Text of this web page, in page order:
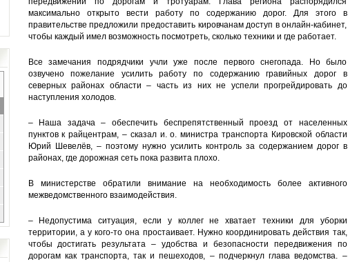
максимально открыто вести работу по содержанию дорог. Для этого в
правительстве предложили предоставить кировчанам доступ в онлайн-кабинет,
чтобы каждый имел возможность посмотреть, сколько техники и где работает.
Все замечания подрядчики учли уже после первого снегопада. Но было
озвучено пожелание усилить работу по содержанию гравийных дорог в
северных районах области – часть из них не успели прогрейдировать до
наступления холодов.
– Наша задача – обеспечить беспрепятственный проезд от населенных
пунктов к райцентрам, – сказал и. о. министра транспорта Кировской области
Юрий Шевелёв, – поэтому нужно усилить контроль за содержанием дорог в
районах, где дорожная сеть пока развита плохо.
В министерстве обратили внимание на необходимость более активного
межведомственного взаимодействия.
– Недопустима ситуация, если у коллег не хватает техники для уборки
территории, а у кого-то она простаивает. Нужно координировать действия так,
чтобы достигать результата – удобства и безопасности передвижения по
дорогам как транспорта, так и пешеходов, – подчеркнул глава ведомства. –